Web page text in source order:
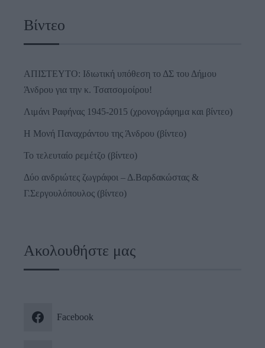
Βίντεο
ΑΠΙΣΤΕΥΤΟ: Ιδιωτική υπόθεση το ΔΣ του Δήμου
Άνδρου για την κ. Τσατσομοίρου!
Λιμάνι Ραφήνας 1945-2015 (χρονογράφημα και βίντεο)
Η Μονή Παναχράντου της Άνδρου (βίντεο)
Το τελευταίο ρεμέτζο (βίντεο)
Δύο ανδριώτες ζωγράφοι – Δ.Βαρδακώστας &
Γ.Σεργουλόπουλος (βίντεο)
Ακολουθήστε μας
Facebook